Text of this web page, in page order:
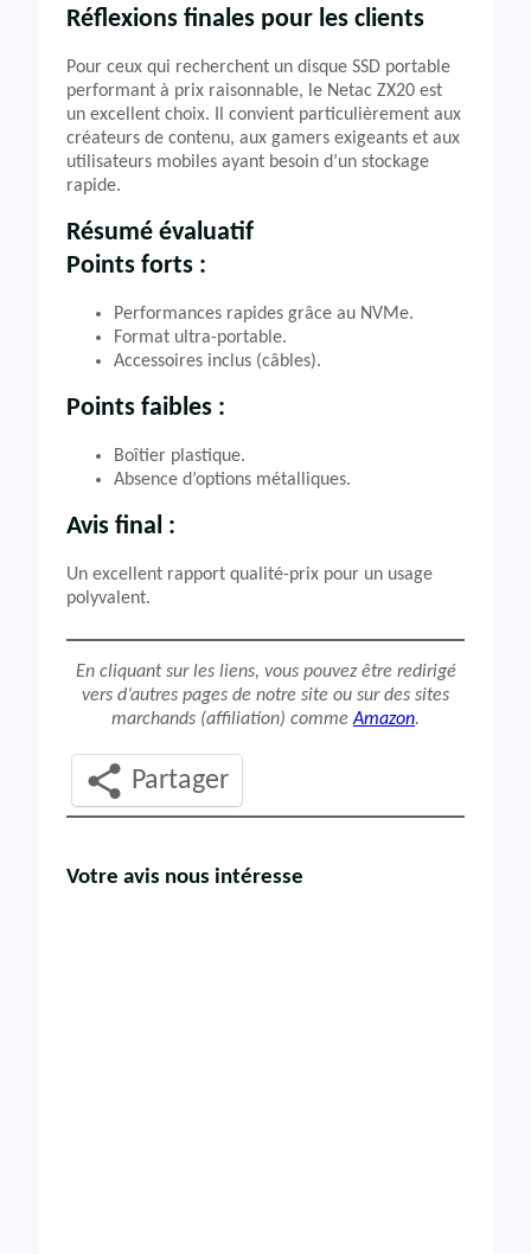
Réflexions finales pour les clients
Pour ceux qui recherchent un disque SSD portable
performant à prix raisonnable, le Netac ZX20 est
un excellent choix. Il convient particulièrement aux
créateurs de contenu, aux gamers exigeants et aux
utilisateurs mobiles ayant besoin d’un stockage
rapide.
Résumé évaluatif
Points forts :
Performances rapides grâce au NVMe.
Format ultra-portable.
Accessoires inclus (câbles).
Points faibles :
Boîtier plastique.
Absence d’options métalliques.
Avis final :
Un excellent rapport qualité-prix pour un usage
polyvalent.
En cliquant sur les liens, vous pouvez être redirigé
vers d’autres pages de notre site ou sur des sites
marchands (affiliation) commeAmazon.
Partager
Votre avis nous intéresse